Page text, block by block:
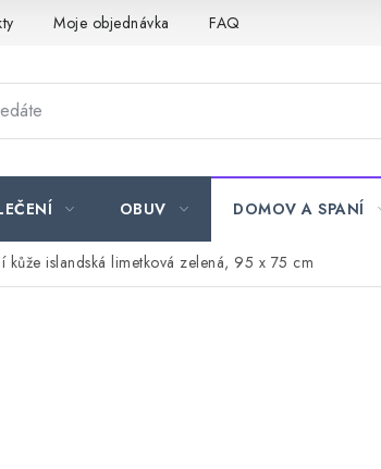
Moje objednávka FAQ
OBUV DOMOV A SPANÍ
kůže islandská limetková zelená, 95 x 75 cm